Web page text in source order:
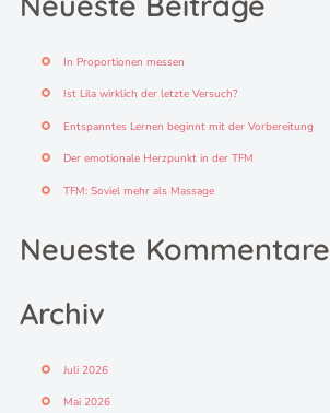
n
In Proportionen messen
Ist Lila wirklich der letzte Versuch?
Entspanntes Lernen beginnt mit der Vorbereitung
Der emotionale Herzpunkt in der TFM
TFM: Soviel mehr als Massage
Neueste Kommentare
Archiv
Juli 2026
Mai 2026